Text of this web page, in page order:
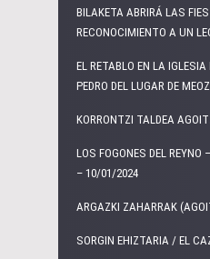
BILAKETA ABRIRÁ LAS
RECONOCIMIENTO A UN
EL RETABLO EN LA
PEDRO DEL LUGAR DE MEOZ
KORRONTZI TALDEA
LOS FOGONES DEL
– 10/01/2024
ARGAZKI ZAHARRAK
SORGIN EHIZTARIA / EL